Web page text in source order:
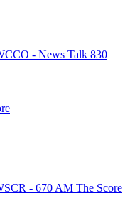
- News Talk 830
- 670 AM The Score